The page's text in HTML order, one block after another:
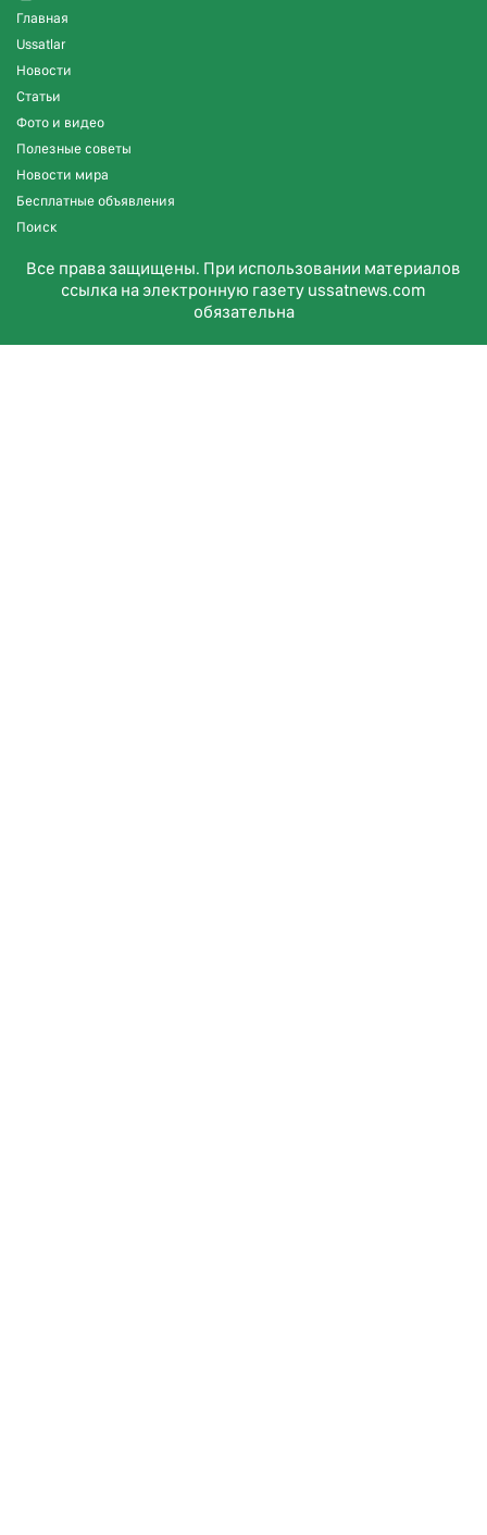
Главная
Ussatlar
Новости
Статьи
Фото и видео
Полезные советы
Новости мира
Бесплатные объявления
Поиск
Все права защищены. При использовании материалов
ссылка на электронную газету ussatnews.com
обязательна